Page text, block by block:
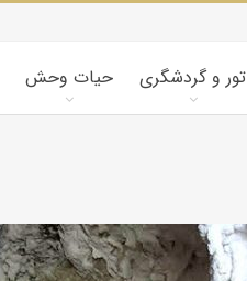
حیات وحش تور و گردشگری